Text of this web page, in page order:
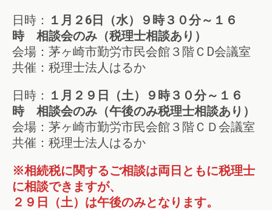
日時： １月２6日（水）９時３０分～１６
時 相談会のみ（税理士相談あり）
会場：茅ヶ崎市勤労市民会館３階ＣD会議室
共催：税理士法人はるか
日時： １月２９日（土）９時３０分～１６
時 相談会のみ（午後のみ税理士相談あり）
会場：茅ヶ崎市勤労市民会館３階ＣＤ会議室
共催：税理士法人はるか
※相続税に関するご相談は両日ともに税理士
に相談できますが、
２９日（土）は午後のみとなります。